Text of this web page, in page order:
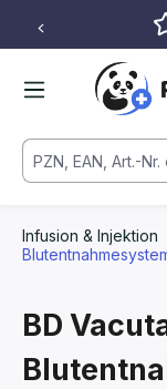
Zum
Infusion & Injektion
BD